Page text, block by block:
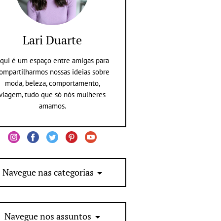
Lari Duarte
é um espaço entre amigas para
nossas ideias sobre
moda, beleza, comportamento,
tudo que só nós mulheres
amamos.
Navegue nas categorias
Navegue nos assuntos